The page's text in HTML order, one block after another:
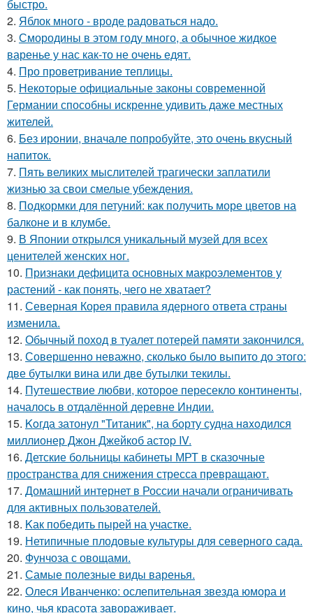
быстро.
2. Яблок много - вроде радоваться надо.
3. Смородины в этом году много, а обычное жидкое
варенье у нас как-то не очень едят.
4. Про проветривание теплицы.
5. Некоторые официальные законы современной
Германии способны искренне удивить даже местных
жителей.
6. Без ирoнии, вначале попробуйте, это очень вкусный
напитoк.
7. Пять великих мыслителей трагически заплатили
жизнью за свои смелые убеждения.
8. Подкормки для петуний: как получить море цветов на
балконе и в клумбе.
9. В Японии открылся уникальный музей для всех
ценителей женских ног.
10. Признаки дефицита основных макроэлементов у
растений - как понять, чего не хватает?
11. Северная Корея правила ядерного ответа страны
изменила.
12. Обычный поход в туалет потерей памяти закончился.
13. Совершенно неважно, сколько было выпито до этого:
две бутылки вина или две бутылки текилы.
14. Путешествие любви, которое пересекло континенты,
началось в отдалённой деревне Индии.
15. Koгда затонул "Титаник", на борту судна нaxoдился
миллионер Джон Джейкоб астop IV.
16. Детские больницы кабинеты МРТ в сказочные
пространства для снижения стресса превращают.
17. Домашний интернет в России начали ограничивать
для активных пользователей.
18. Kак победить пырей на участке.
19. Нетипичные плодовые культуры для северного сада.
20. Фунчоза с овощами.
21. Самые полезные виды варенья.
22. Олеся Иванченко: ослепительная звезда юмора и
кино, чья красота завораживает.